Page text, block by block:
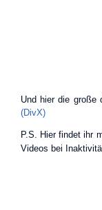
Und hier die große
(DivX)
P.S. Hier findet ihr
Videos bei